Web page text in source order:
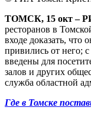
ТОМСК, 15 окт –
ресторанов в
входе доказать, что
привились от него;
введены для
залов и других
служба областной
Где в Томске